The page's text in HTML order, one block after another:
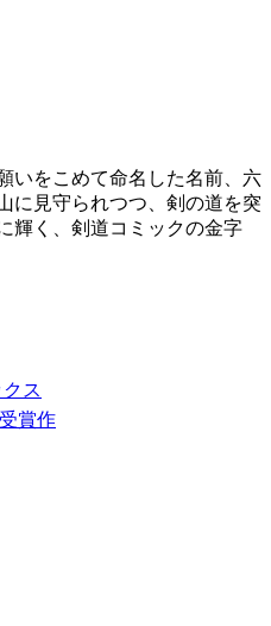
いをこめて命名した名前、六
に見守られつつ、剣の道を突
輝く、剣道コミックの金字
ス
賞作